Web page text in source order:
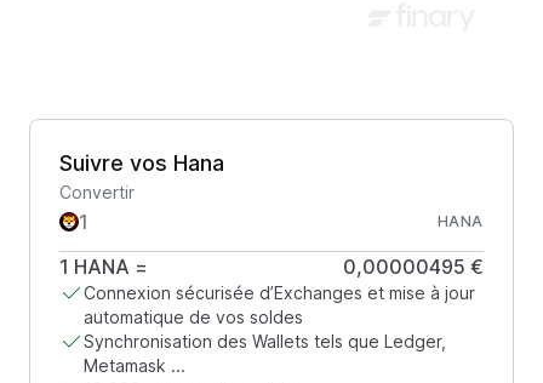
Suivre vos Hana
Convertir
HANA
1 HANA = 0,00000495 €
Connexion sécurisée d’Exchanges et mise à jour
automatique de vos soldes
Synchronisation des Wallets tels que Ledger,
Metamask ...